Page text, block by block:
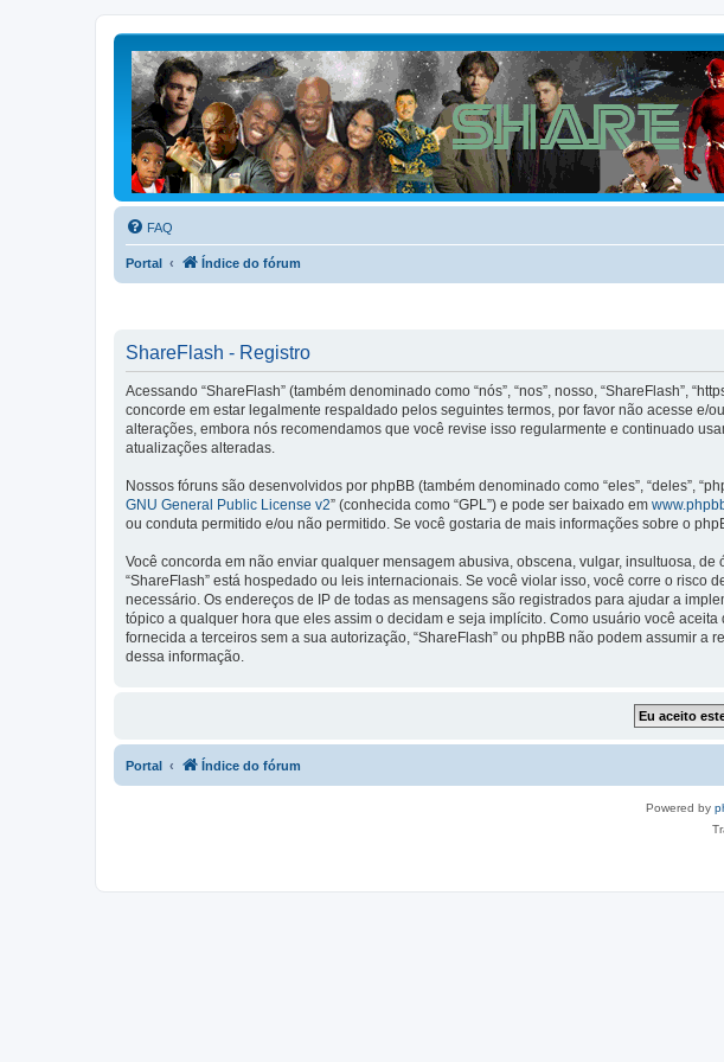
FAQ
Portal Índice do fórum
ShareFlash - Registro
Acessando “ShareFlash” (também denominado como “nós”, “nos”, nosso, “ShareFlash”,
concorde em estar legalmente respaldado pelos seguintes termos, por favor não acesse e/
alterações, embora nós recomendamos que você revise isso regularmente e continuado
atualizações alteradas.
Nossos fóruns são desenvolvidos por phpBB (também denominado como “eles”, “deles”,
GNU General Public License v2” (conhecida como “GPL”) e pode ser baixado em
ou conduta permitido e/ou não permitido. Se você gostaria de mais informações sobre o
Você concorda em não enviar qualquer mensagem abusiva, obscena, vulgar, insultuosa,
“ShareFlash” está hospedado ou leis internacionais. Se você violar isso, você corre o
necessário. Os endereços de IP de todas as mensagens são registrados para ajudar a
tópico a qualquer hora que eles assim o decidam e seja implícito. Como usuário você
fornecida a terceiros sem a sua autorização, “ShareFlash” ou phpBB não podem assumir
dessa informação.
Portal Índice do fórum
Powered by